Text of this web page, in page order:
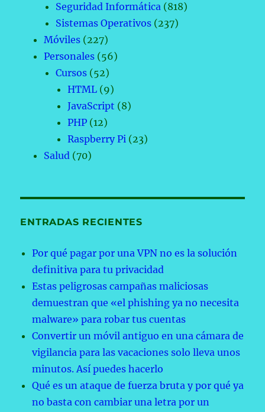
Seguridad Informática (818)
Sistemas Operativos (237)
Móviles (227)
Personales (56)
Cursos (52)
HTML (9)
JavaScript (8)
PHP (12)
Raspberry Pi (23)
Salud (70)
ENTRADAS RECIENTES
Por qué pagar por una VPN no es la solución
definitiva para tu privacidad
Estas peligrosas campañas maliciosas
demuestran que «el phishing ya no necesita
malware» para robar tus cuentas
Convertir un móvil antiguo en una cámara de
vigilancia para las vacaciones solo lleva unos
minutos. Así puedes hacerlo
Qué es un ataque de fuerza bruta y por qué ya
no basta con cambiar una letra por un